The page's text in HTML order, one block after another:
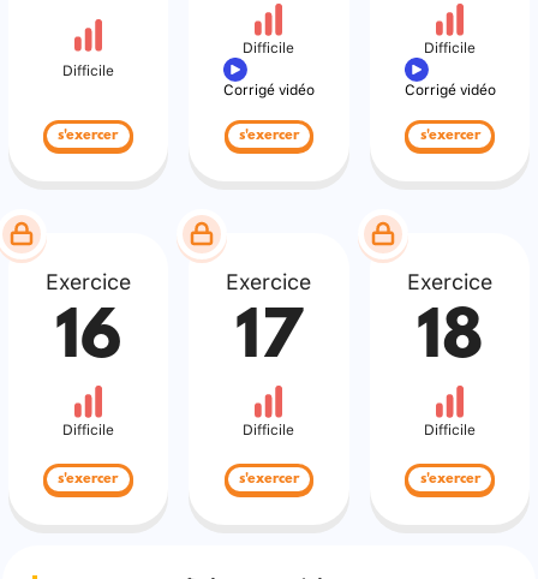
Difficile
s'exercer
Difficile
Corrigé vidéo
s'exercer
Difficile
Corrigé vidéo
s'exercer
Exercice
16
Difficile
s'exercer
Exercice
17
Difficile
s'exercer
Exercice
18
Difficile
s'exercer